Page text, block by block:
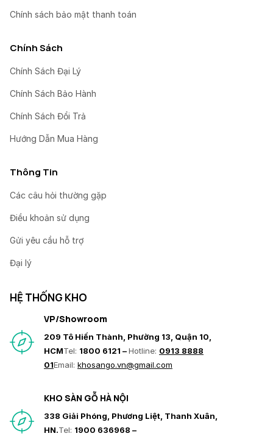
Chính sách bảo mật thanh toán
Chính Sách
Chính Sách Đại Lý
Chính Sách Bảo Hành
Chính Sách Đổi Trả
Hướng Dẫn Mua Hàng
Thông Tin
Các câu hỏi thường gặp
Điều khoản sử dụng
Gửi yêu cầu hỗ trợ
Đại lý
HỆ THỐNG KHO
VP/Showroom
209 Tô Hiến Thành, Phường 13, Quận 10,
HCMTel: 1800 6121 –Hotline: 0913 8888
01Email: khosango.vn@gmail.com
KHO SÀN GỖ HÀ NỘI
338 Giải Phóng, Phương Liệt, Thanh Xuân,
HN.Tel: 1900 636968 –